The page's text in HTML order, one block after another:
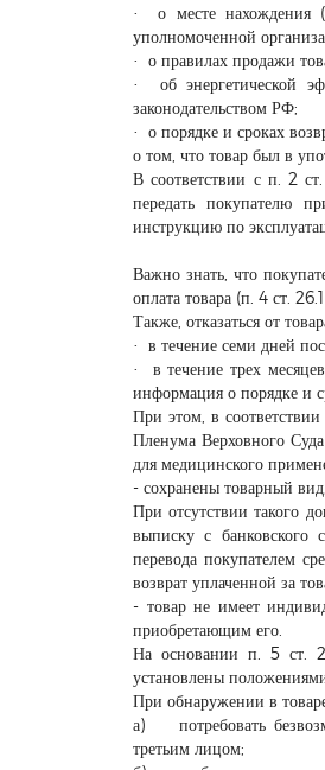
· о месте нахождения
уполномоченной
· о правилах продажи
· об энергетической
законодательством РФ;
· о порядке и сроках
о том, что товар был в
В соответствии с п. 2
передать покупателю
инструкцию по
Важно знать, что
оплата товара (п. 4 ст.
Также, отказаться от
· в течение семи дней
· в течение трех
информация о порядке и
При этом, в
Пленума Верховного
для медицинского
- сохранены товарный
При отсутствии такого
выписку с банковского
перевода покупателем
возврат уплаченной за
- товар не имеет
приобретающим его.
На основании п. 5 ст.
установлены
При обнаружении в
а) потребовать
третьим лицом;